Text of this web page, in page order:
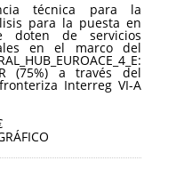
técnica para la
para la puesta en
doten de servicios
en el marco del
(75%) a través del
Interreg VI-A